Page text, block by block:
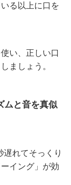
る以上に口を
い、正しい口
ましょう。
ムと音を真似
れてそっくり
イング」が効